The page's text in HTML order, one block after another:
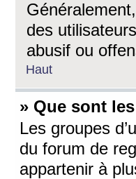
des
abusif ou
Haut
» Que sont
Les groupes
du forum de
appartenir à